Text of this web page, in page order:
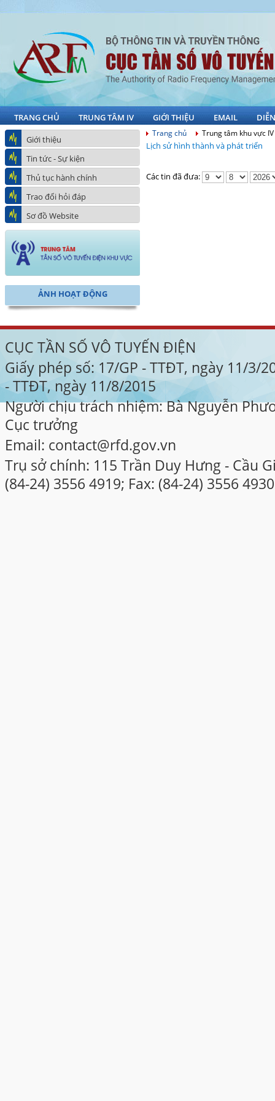
TRANG CHỦ TRUNG TÂM IV GIỚI THIỆU EMAIL
Giới thiệu
Tin tức - Sự kiện
Thủ tục hành chính
Trao đổi hỏi đáp
Sơ đồ Website
ẢNH HOẠT ĐỘNG
Trang chủ Trung tâm khu vực IV
Lịch sử hình thành và phát triển
Các tin đã đưa:
CỤC TẦN SỐ VÔ TUYẾN ĐIỆN
Giấy phép số: 17/GP - TTĐT, ngày 11/3/
- TTĐT, ngày 11/8/2015
Người chịu trách nhiệm: Bà Nguyễn
Cục trưởng
Email: contact@rfd.gov.vn
Trụ sở chính: 115 Trần Duy Hưng - Cầu
(84-24) 3556 4919; Fax: (84-24) 3556 4930